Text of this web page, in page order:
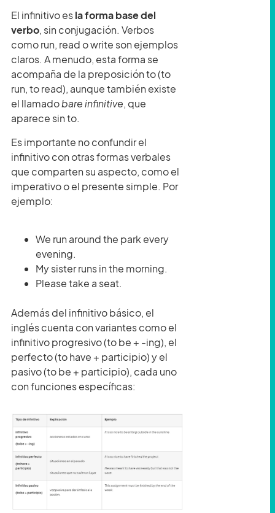
El infinitivo esla forma base del
verbo, sin conjugación. Verbos
como run, read o write son ejemplos
claros. A menudo, esta forma se
acompaña de la preposición to (to
run, to read), aunque también existe
el llamadobare infinitive, que
aparece sin to.
Es importante no confundir el
infinitivo con otras formas verbales
que comparten su aspecto, como el
imperativo o el presente simple. Por
ejemplo:
We run around the park every
evening.
My sister runs in the morning.
Please take a seat.
Además del infinitivo básico, el
inglés cuenta con variantes como el
infinitivo progresivo (to be + -ing), el
perfecto (to have + participio) y el
pasivo (to be + participio), cada uno
con funciones específicas: